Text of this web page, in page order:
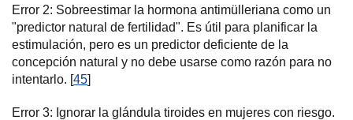
Error 2: Sobreestimar la hormona antimülleriana como un
"predictor natural de fertilidad". Es útil para planificar la
estimulación, pero es un predictor deficiente de la
concepción natural y no debe usarse como razón para no
intentarlo. [45]
Error 3: Ignorar la glándula tiroides en mujeres con riesgo.